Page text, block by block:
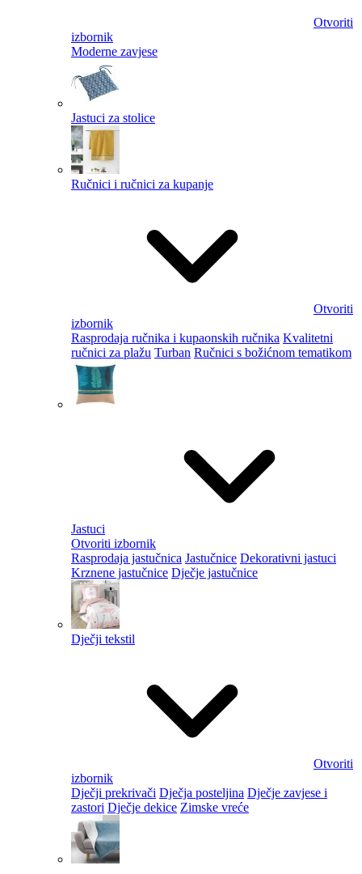
Otvoriti
izbornik
Moderne zavjese
Jastuci za stolice
Ručnici i ručnici za kupanje
Otvoriti
izbornik
Rasprodaja ručnika i kupaonskih ručnika Kvalitetni
ručnici za plažu Turban Ručnici s božićnom tematikom
Jastuci
Otvoriti izbornik
Rasprodaja jastučnica Jastučnice Dekorativni jastuci
Krznene jastučnice Dječje jastučnice
Dječji tekstil
Otvoriti
izbornik
Dječji prekrivači Dječja posteljina Dječje zavjese i
zastori Dječje dekice Zimske vreće